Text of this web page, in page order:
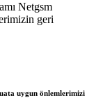
Netgsm
geri
uygun önlemlerimizi